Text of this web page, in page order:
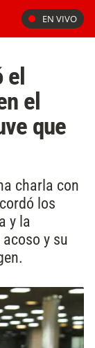
EN VIVO
el
el
que
charla con
los
y la
y su